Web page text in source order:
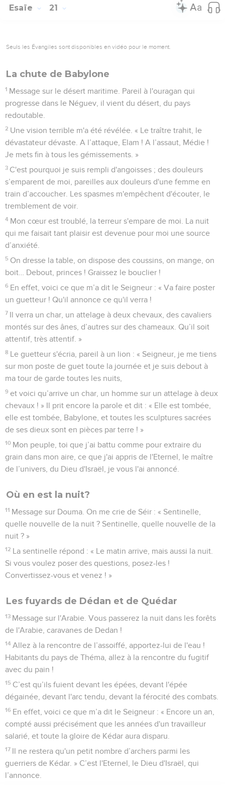
Esaïe 21
Seuls les Évangiles sont disponibles en vidéo pour le moment.
La chute de Babylone
1 Message sur le désert maritime. Pareil à l'ouragan qui
progresse dans le Néguev, il vient du désert, du pays
redoutable.
2 Une vision terrible m'a été révélée. « Le traître trahit, le
dévastateur dévaste. A l’attaque, Elam ! A l’assaut, Médie !
Je mets fin à tous les gémissements. »
3 C'est pourquoi je suis rempli d'angoisses ; des douleurs
s’emparent de moi, pareilles aux douleurs d'une femme en
train d’accoucher. Les spasmes m'empêchent d'écouter, le
tremblement de voir.
4 Mon cœur est troublé, la terreur s'empare de moi. La nuit
qui me faisait tant plaisir est devenue pour moi une source
d’anxiété.
5 On dresse la table, on dispose des coussins, on mange, on
boit… Debout, princes ! Graissez le bouclier !
6 En effet, voici ce que m’a dit le Seigneur : « Va faire poster
un guetteur ! Qu'il annonce ce qu'il verra !
7 Il verra un char, un attelage à deux chevaux, des cavaliers
montés sur des ânes, d’autres sur des chameaux. Qu’il soit
attentif, très attentif. »
8 Le guetteur s'écria, pareil à un lion : « Seigneur, je me tiens
sur mon poste de guet toute la journée et je suis debout à
ma tour de garde toutes les nuits,
9 et voici qu’arrive un char, un homme sur un attelage à deux
chevaux ! » Il prit encore la parole et dit : « Elle est tombée,
elle est tombée, Babylone, et toutes les sculptures sacrées
de ses dieux sont en pièces par terre ! »
10 Mon peuple, toi que j’ai battu comme pour extraire du
grain dans mon aire, ce que j'ai appris de l'Eternel, le maître
de l’univers, du Dieu d'Israël, je vous l'ai annoncé.
Où en est la nuit?
11 Message sur Douma. On me crie de Séir : « Sentinelle,
quelle nouvelle de la nuit ? Sentinelle, quelle nouvelle de la
nuit ? »
12 La sentinelle répond : « Le matin arrive, mais aussi la nuit.
Si vous voulez poser des questions, posez-les !
Convertissez-vous et venez ! »
Les fuyards de Dédan et de Quédar
13 Message sur l'Arabie. Vous passerez la nuit dans les forêts
de l'Arabie, caravanes de Dedan !
14 Allez à la rencontre de l’assoiffé, apportez-lui de l'eau !
Habitants du pays de Théma, allez à la rencontre du fugitif
avec du pain !
15 C’est qu’ils fuient devant les épées, devant l'épée
dégainée, devant l'arc tendu, devant la férocité des combats.
16 En effet, voici ce que m’a dit le Seigneur : « Encore un an,
compté aussi précisément que les années d'un travailleur
salarié, et toute la gloire de Kédar aura disparu.
17 Il ne restera qu'un petit nombre d’archers parmi les
guerriers de Kédar. » C’est l'Eternel, le Dieu d'Israël, qui
l’annonce.